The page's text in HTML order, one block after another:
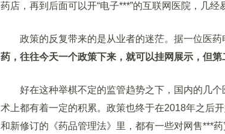
药店，再到后面可以开“电子***”的互联网医院，几经
政策的反复带来的是从业者的迷茫。据一位医药
药，往往今天一个政策下来，就可以挂网展示，但第
好在这种举棋不定的监管趋势之下，国内的几个
术上都有着一定的积累。政策也终于在2018年之后
和新修订的《药品管理法》里，都有一些对网售***